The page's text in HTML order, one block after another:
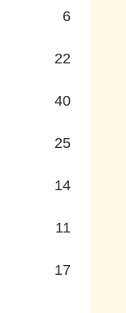
6
22
40
25
14
11
17